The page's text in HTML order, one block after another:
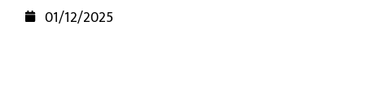
01/12/2025